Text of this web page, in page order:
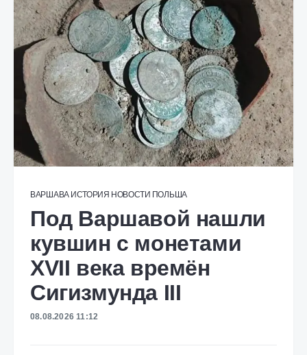
ВАРШАВА ИСТОРИЯ НОВОСТИ ПОЛЬША
Под Варшавой нашли
кувшин с монетами
XVII века времён
Сигизмунда III
08.08.2026 11:12